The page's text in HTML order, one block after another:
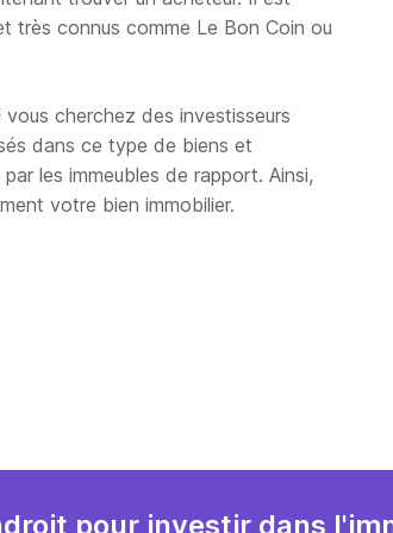
très connus comme Le Bon Coin ou
cherchez des investisseurs
dans ce type de biens et
les immeubles de rapport. Ainsi,
votre bien immobilier.
pour investir dans